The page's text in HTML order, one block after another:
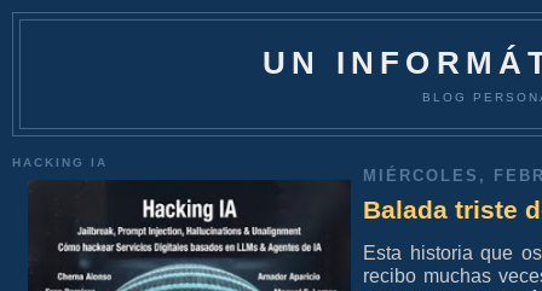
UN
BLOG
HACKING IA
MIÉRCOLES,
Balada triste
Esta historia que
recibo muchas